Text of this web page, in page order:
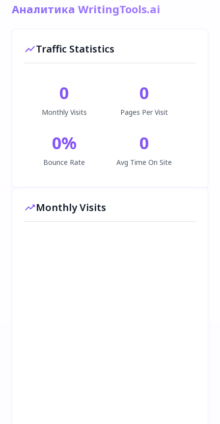
Аналитика WritingTools.ai
Traffic Statistics
0
Monthly Visits
0
Pages Per Visit
0%
Bounce Rate
0
Avg Time On Site
Monthly Visits